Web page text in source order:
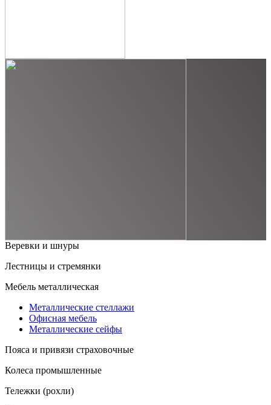
Веревки и шнуры
Лестницы и стремянки
Мебель металлическая
Металлические стеллажи
Офисная мебель
Металлические сейфы
Пояса и привязи страховочные
Колеса промышленные
Тележки (рохли)